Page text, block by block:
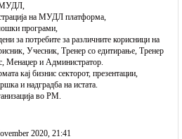
МУДЛ,
на МУДЛ платформа,
програми,
за потребите за различните корисници на
Учесник, Тренер со едитирање, Тренер
Менаџер и Администратор.
кај бизнис секторот, презентации,
и надградба на истата.
во РМ.
2020, 21:41